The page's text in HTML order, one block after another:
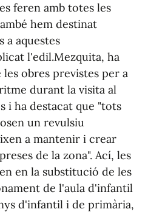
feren amb totes les
hem destinat
a aquestes
l'edil.Mezquita, ha
obres previstes per a
durant la visita al
i ha destacat que "tots
un revulsiu
a mantenir i crear
de la zona". Ací, les
en la substitució de les
de l'aula d'infantil
d'infantil i de primària,